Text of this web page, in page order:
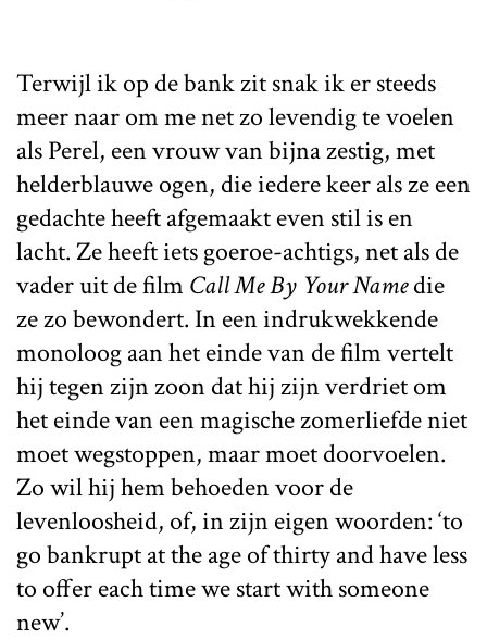
Terwijl ik op de bank zit snak ik er steeds
meer naar om me net zo levendig te voelen
als Perel, een vrouw van bijna zestig, met
helderblauwe ogen, die iedere keer als ze een
gedachte heeft afgemaakt even stil is en
lacht. Ze heeft iets goeroe-achtigs, net als de
vader uit de filmCall Me By Your Namedie
ze zo bewondert. In een indrukwekkende
monoloog aan het einde van de film vertelt
hij tegen zijn zoon dat hij zijn verdriet om
het einde van een magische zomerliefde niet
moet wegstoppen, maar moet doorvoelen.
Zo wil hij hem behoeden voor de
levenloosheid, of, in zijn eigen woorden: ‘to
go bankrupt at the age of thirty and have less
to offer each time we start with someone
new’.